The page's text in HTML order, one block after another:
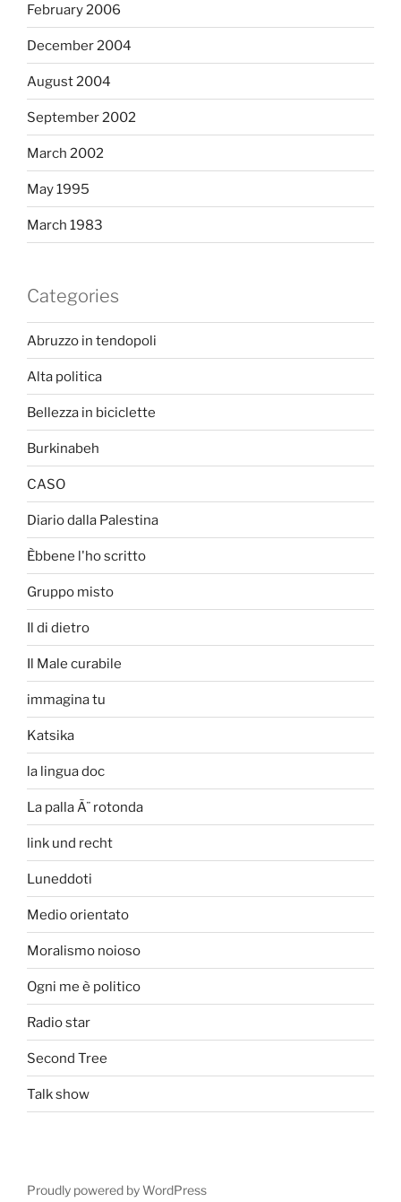
February 2006
December 2004
August 2004
September 2002
March 2002
May 1995
March 1983
Categories
Abruzzo in tendopoli
Alta politica
Bellezza in biciclette
Burkinabeh
CASO
Diario dalla Palestina
Èbbene l'ho scritto
Gruppo misto
Il di dietro
Il Male curabile
immagina tu
Katsika
la lingua doc
La palla Ã¨ rotonda
link und recht
Luneddoti
Medio orientato
Moralismo noioso
Ogni me è politico
Radio star
Second Tree
Talk show
Proudly powered by WordPress